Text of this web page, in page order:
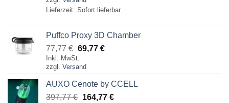
139,77 €
Lieferzeit: Sofort lieferbar
Puffco Proxy 3D Chamber
77,77€ Ursprünglicher
Preis
war:
77,77 €
69,77 €Aktueller
69,77 €.
Inkl. MwSt.
zzgl. Versand
AUXO Cenote by CCELL
397,77€ Ursprünglicher
164,77 €Aktueller